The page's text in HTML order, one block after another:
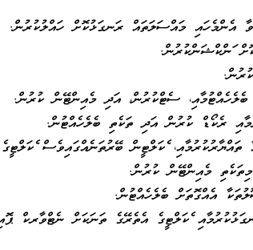
އެންމެހައި މައްސަލަތައް ރަނގަޅުކޮށް ހައްލުކުރުން.
ފަންކްޝަންކުރުން.
ސެޓްކުރުން، އަދި މެއިންޓޭން ކުރުން.
ރެކޯޑް ކުރުން އަދި ތަކެތި ބެލެހެއްޓުން.
ފެކަލްޓީން ބޭރުތަނެއްގައިވެސް ފެކަލްޓީގެ
މެއިންޓޭން ކުރުން.
އެއްގޮތަށް ބެލެހެއްޓުން.
ފެކަލްޓީގެ އެތެރޭގެ ތަނަކަށް ނެޓްވާރކް